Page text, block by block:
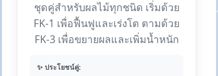
ชุดคู่สำหรับผลไม้ทุกชนิด เริ่มด้วย
FK-1 เพื่อฟื้นฟูและเร่งโต ตามด้วย
FK-3 เพื่อขยายผลและเพิ่มน้ำหนัก
✨ ประโยชน์คู่: